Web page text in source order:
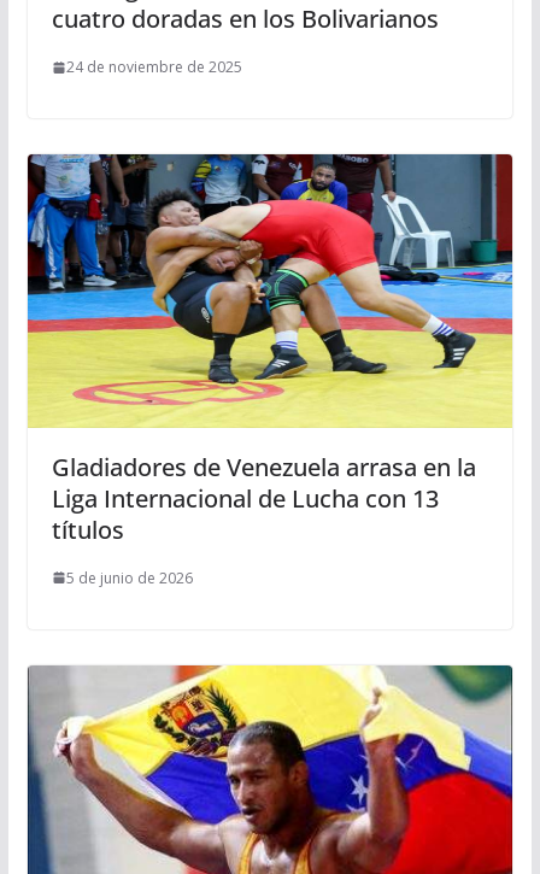
cuatro doradas en los Bolivarianos
24 de noviembre de 2025
Gladiadores de Venezuela arrasa en la
Liga Internacional de Lucha con 13
títulos
5 de junio de 2026